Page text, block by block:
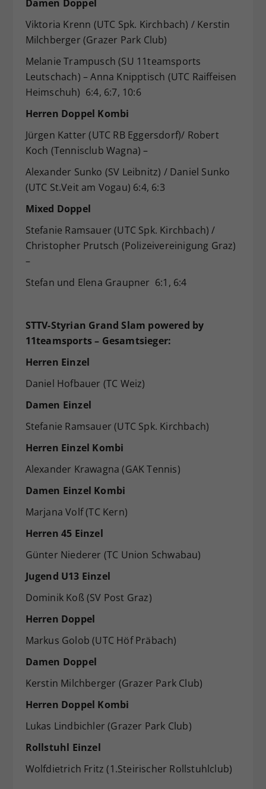
Damen Doppel
Viktoria Krenn (UTC Spk. Kirchbach) / Kerstin
Milchberger (Grazer Park Club)
Melanie Trampusch (SU 11teamsports
Leutschach) – Anna Knipptisch (UTC Raiffeisen
Heimschuh) 6:4, 6:7, 10:6
Herren Doppel Kombi
Jürgen Katter (UTC RB Eggersdorf)/ Robert
Koch (Tennisclub Wagna) –
Alexander Sunko (SV Leibnitz) / Daniel Sunko
(UTC St.Veit am Vogau) 6:4, 6:3
Mixed Doppel
Stefanie Ramsauer (UTC Spk. Kirchbach) /
Christopher Prutsch (Polizeivereinigung Graz)
–
Stefan und Elena Graupner 6:1, 6:4
STTV-Styrian Grand Slam powered by
11teamsports– Gesamtsieger:
Herren Einzel
Daniel Hofbauer (TC Weiz)
Damen Einzel
Stefanie Ramsauer (UTC Spk. Kirchbach)
Herren Einzel Kombi
Alexander Krawagna (GAK Tennis)
Damen Einzel Kombi
Marjana Volf (TC Kern)
Herren 45 Einzel
Günter Niederer (TC Union Schwabau)
Jugend U13 Einzel
Dominik Koß (SV Post Graz)
Herren Doppel
Markus Golob (UTC Höf Präbach)
Damen Doppel
Kerstin Milchberger (Grazer Park Club)
Herren Doppel Kombi
Lukas Lindbichler (Grazer Park Club)
Rollstuhl Einzel
Wolfdietrich Fritz (1.Steirischer Rollstuhlclub)